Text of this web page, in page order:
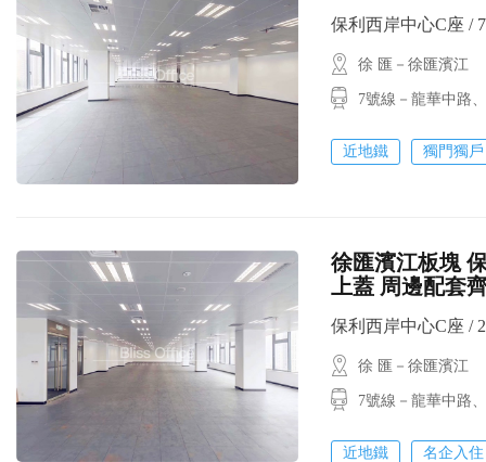
保利西岸中心C座 /
徐 匯－徐匯濱江
7號線－龍華中路
近地鐵 獨門獨戶
徐匯濱江板塊
上蓋 周邊配套
保利西岸中心C座 /
徐 匯－徐匯濱江
7號線－龍華中路
近地鐵 名企入住